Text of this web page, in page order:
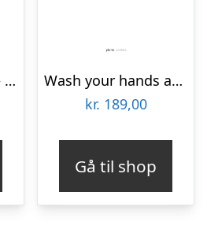
Wash your hands – Lilla af Pluma Posters
Wash your hands af Pluma Posters
kr. 189,00
Gå til shop